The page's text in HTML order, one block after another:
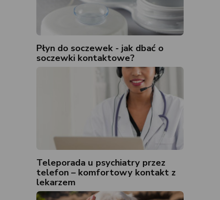
Płyn do soczewek - jak dbać o
soczewki kontaktowe?
Teleporada u psychiatry przez
telefon – komfortowy kontakt z
lekarzem